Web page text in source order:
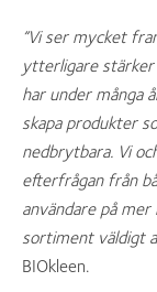
”Vi ser mycket
ytterligare stärker
har under många
skapa produkter
nedbrytbara. Vi
efterfrågan från
användare på
sortiment väldigt
BIOkleen.